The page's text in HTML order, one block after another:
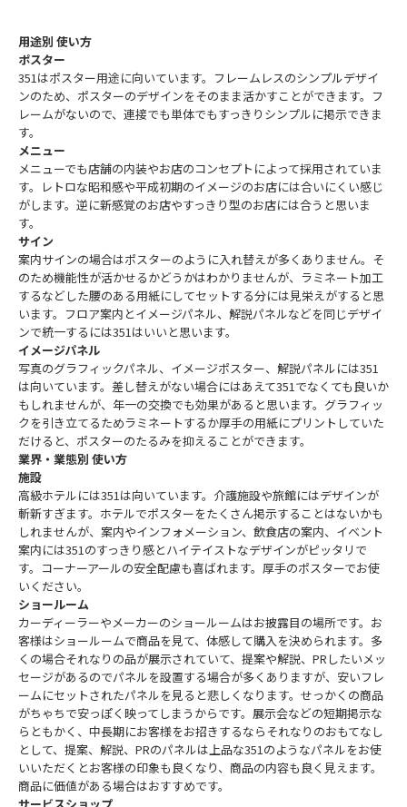
用途別 使い方
ポスター
351はポスター用途に向いています。フレームレスのシンプルデザイ
ンのため、ポスターのデザインをそのまま活かすことができます。フ
レームがないので、連接でも単体でもすっきりシンプルに掲示できま
す。
メニュー
メニューでも店舗の内装やお店のコンセプトによって採用されていま
す。レトロな昭和感や平成初期のイメージのお店には合いにくい感じ
がします。逆に新感覚のお店やすっきり型のお店には合うと思いま
す。
サイン
案内サインの場合はポスターのように入れ替えが多くありません。そ
のため機能性が活かせるかどうかはわかりませんが、ラミネート加工
するなどした腰のある用紙にしてセットする分には見栄えがすると思
います。フロア案内とイメージパネル、解説パネルなどを同じデザイ
ンで統一するには351はいいと思います。
イメージパネル
写真のグラフィックパネル、イメージポスター、解説パネルには351
は向いています。差し替えがない場合にはあえて351でなくても良いか
もしれませんが、年一の交換でも効果があると思います。グラフィッ
クを引き立てるためラミネートするか厚手の用紙にプリントしていた
だけると、ポスターのたるみを抑えることができます。
業界・業態別 使い方
施設
高級ホテルには351は向いています。介護施設や旅館にはデザインが
斬新すぎます。ホテルでポスターをたくさん掲示することはないかも
しれませんが、案内やインフォメーション、飲食店の案内、イベント
案内には351のすっきり感とハイテイストなデザインがピッタリで
す。コーナーアールの安全配慮も喜ばれます。厚手のポスターでお使
いください。
ショールーム
カーディーラーやメーカーのショールームはお披露目の場所です。お
客様はショールームで商品を見て、体感して購入を決められます。多
くの場合それなりの品が展示されていて、提案や解説、PRしたいメッ
セージがあるのでパネルを設置する場合が多くありますが、安いフレ
ームにセットされたパネルを見ると悲しくなります。せっかくの商品
がちゃちで安っぽく映ってしまうからです。展示会などの短期掲示な
らともかく、中長期にお客様をお招きするならそれなりのおもてなし
として、提案、解説、PRのパネルは上品な351のようなパネルをお使
いいただくとお客様の印象も良くなり、商品の内容も良く見えます。
商品に価値がある場合はおすすめです。
サービスショップ